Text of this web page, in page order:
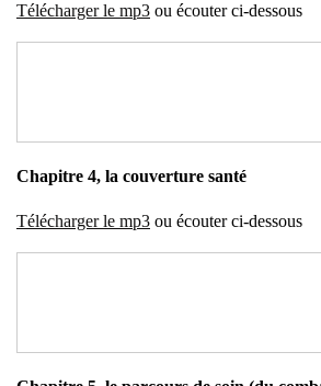
Télé­char­ger le mp3 ou écou­ter ci-des­sous
Cha­pitre 4, la cou­ver­ture san­té
Télé­char­ger le mp3 ou écou­ter ci-des­sous